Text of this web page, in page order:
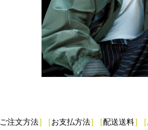
ご注文方法] [お支払方法] [配送送料] [